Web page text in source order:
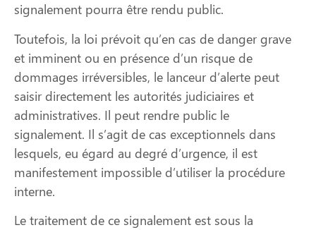
signalement pourra être rendu public.
Toutefois, la loi prévoit qu’en cas de danger grave
et imminent ou en présence d’un risque de
dommages irréversibles, le lanceur d’alerte peut
saisir directement les autorités judiciaires et
administratives. Il peut rendre public le
signalement. Il s’agit de cas exceptionnels dans
lesquels, eu égard au degré d’urgence, il est
manifestement impossible d’utiliser la procédure
interne.
Le traitement de ce signalement est sous la